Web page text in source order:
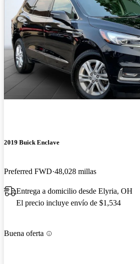
2019 Buick Enclave
Preferred FWD 48,028 millas
Entrega a domicilio desde Elyria, OH
El precio incluye envío de $1,534
Buena oferta